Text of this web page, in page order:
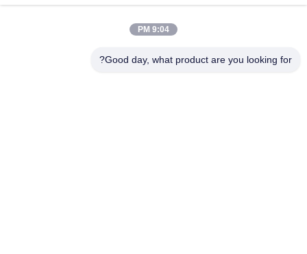
9:04 PM
Good day, what product are you looking for?